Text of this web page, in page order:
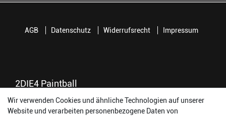
2DIE4 Paintball
56457 Westerburg
Reinhold-Ferger-Straße 26
AGB Datenschutz Widerrufsrecht Impressum
Wir verwenden Cookies und ähnliche Technologien auf unserer
Website und verarbeiten personenbezogene Daten von